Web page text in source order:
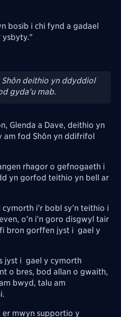
bosib i chi fynd a gadael
ysbyty."
deithio yn ddyddiol
gyda'u mab.
Glenda a Dave, deithio yn
fod Shôn yn ddifrifol
rhagor o gefnogaeth i
yn gorfod teithio yn bell ar
i’r bobl sy’n teithio i
o’n i’n goro disgwyl tair
bron gorffen jyst i gael y
jyst i gael y cymorth
o bres, bod allan o gwaith,
bwyd, talu am
er mwyn supportio y